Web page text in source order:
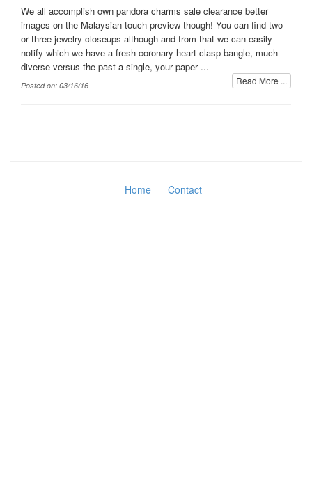
We all accomplish own pandora charms sale clearance better
images on the Malaysian touch preview though! You can find two
or three jewelry closeups although and from that we can easily
notify which we have a fresh coronary heart clasp bangle, much
diverse versus the past a single, your paper ...
Read More ...
Posted on: 03/16/16
Home Contact